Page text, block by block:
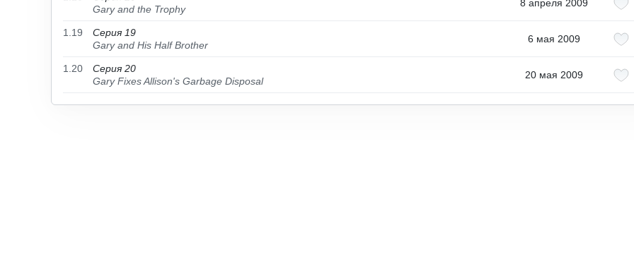
Gary and the Trophy
8 апреля 2009
1.19
Серия 19
Gary and His Half Brother
6 мая 2009
1.20
Серия 20
Gary Fixes Allison's Garbage Disposal
20 мая 2009